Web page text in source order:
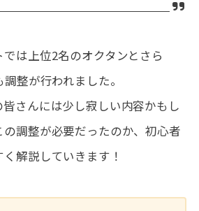
は上位2名のオクタンとさら
整が行われました。
さんには少し寂しい内容かもし
調整が必要だったのか、初心者
解説していきます！